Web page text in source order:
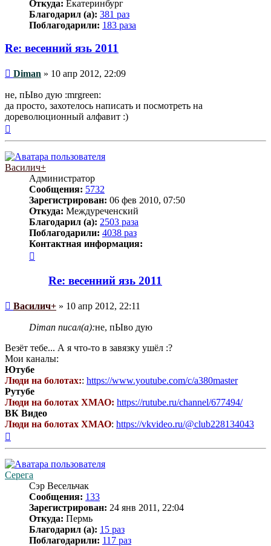
Откуда: Екатеринбург
Благодарил (а): 381 раз
Поблагодарили: 183 раза
Re: весенний язь 2011
Сообщение
Diman » 10 апр 2012, 22:09
не, пЫво дую :mrgreen:
да просто, захотелось написать и посмотреть на
дореволюционный алфавит :)
Василич+
Администратор
Сообщения: 5732
Зарегистрирован: 06 фев 2010, 07:50
Откуда: Междуреченский
Благодарил (а): 2503 раза
Поблагодарили: 4038 раз
Контактная информация:
пользователя
Василич+
Re: весенний язь 2011
Сообщение
Василич+ » 10 апр 2012, 22:11
Diman писал(а):не, пЫво дую
Везёт тебе... А я что-то в завязку ушёл :?
Мои каналы:
Ютубе
Люди на болотах:: https://www.youtube.com/c/a380master
Рутубе
Люди на болотах ХМАО: https://rutube.ru/channel/677494/
ВК Видео
Люди на болотах ХМАО: https://vkvideo.ru/@club228134043
Серега
Сэр Весельчак
Сообщения: 133
Зарегистрирован: 24 янв 2011, 22:04
Откуда: Пермь
Благодарил (а): 15 раз
Поблагодарили: 117 раз